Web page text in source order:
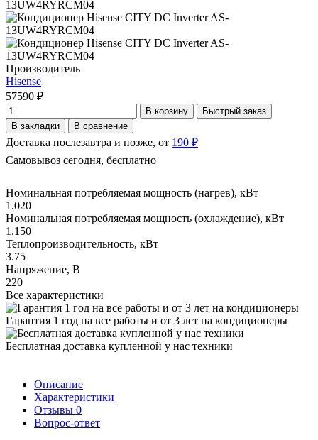
Производитель
Hisense
57590 ₽
В корзину
Быстрый заказ
В закладки
В сравнение
Доставка послезавтра и позже, от 190 ₽
Самовывоз сегодня, бесплатно
Номинальная потребляемая мощность (нагрев), кВт
1.020
Номинальная потребляемая мощность (охлаждение), кВт
1.150
Теплопроизводительность, кВт
3.75
Напряжение, В
220
Все характеристики
Гарантия 1 год на все работы и от 3 лет на кондиционеры
Бесплатная доставка купленной у нас техники
Описание
Характеристики
Отзывы 0
Вопрос-ответ